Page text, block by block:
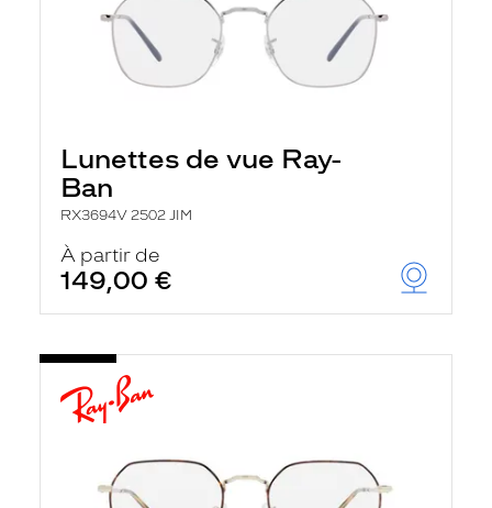
Lunettes de vue Ray-
Ban
RX3694V 2502 JIM
À partir de
149,00 €